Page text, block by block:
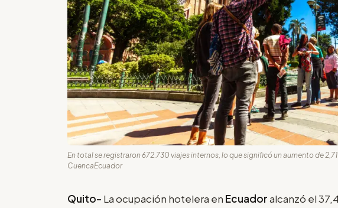
En total se registraron 672.730 viajes internos, lo que significó un aumento de
CuencaEcuador
Quito- La ocupación hotelera en Ecuadoralcanzó el